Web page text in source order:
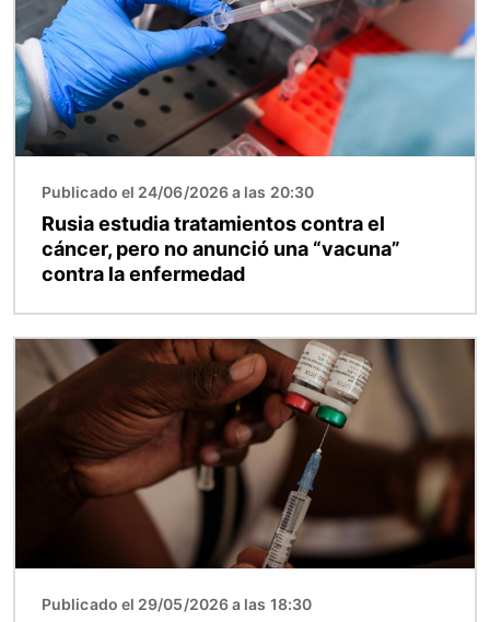
Publicado el 24/06/2026 a las 20:30
Rusia estudia tratamientos contra el
cáncer, pero no anunció una “vacuna”
contra la enfermedad
Imagen
Publicado el 29/05/2026 a las 18:30